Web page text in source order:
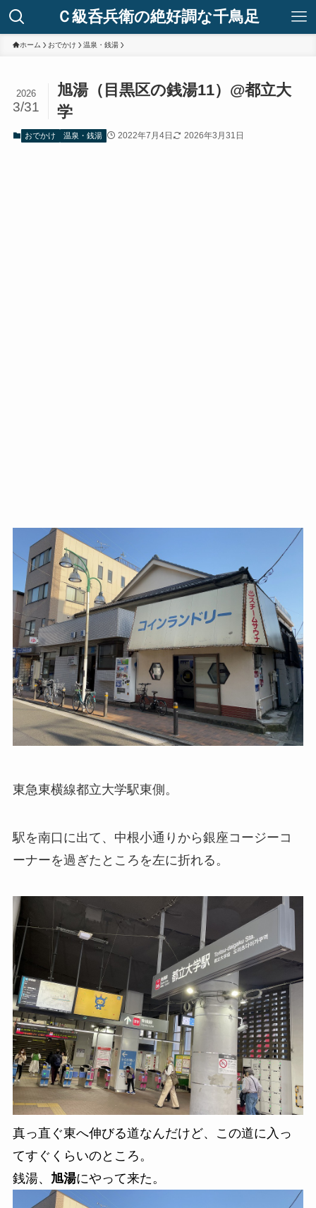
Ｃ級呑兵衛の絶好調な千鳥足
ホーム おでかけ 温泉・銭湯
旭湯（目黒区の銭湯11）@都立大
学
2026
3/31
おでかけ 温泉・銭湯 2022年7月4日 2026年3月31日
東急東横線都立大学駅東側。
駅を南口に出て、中根小通りから銀座コージーコ
ーナーを過ぎたところを左に折れる。
真っ直ぐ東へ伸びる道なんだけど、この道に入っ
てすぐくらいのところ。
銭湯、 旭湯にやって来た。